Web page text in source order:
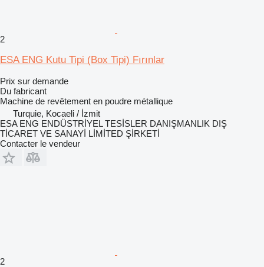
2
ESA ENG Kutu Tipi (Box Tipi) Fırınlar
Prix sur demande
Du fabricant
Machine de revêtement en poudre métallique
Turquie, Kocaeli / İzmit
ESA ENG ENDÜSTRİYEL TESİSLER DANIŞMANLIK DIŞ
TİCARET VE SANAYİ LİMİTED ŞİRKETİ
Contacter le vendeur
2